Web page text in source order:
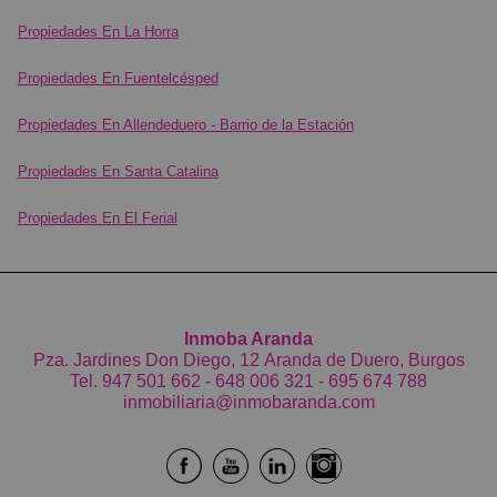
reuniones familiares y sociales, con todas las
época del año.
Acogedor porche de entrada.
Salón-comedor amplio y luminoso.
Propiedades En La Horra
Propiedades En Fuentelcésped
Propiedades En Allendeduero - Barrio de la Estación
Propiedades En Santa Catalina
Propiedades En El Ferial
Inmoba Aranda
Pza. Jardines Don Diego, 12 Aranda de Duero, Burgos
Tel. 947 501 662 - 648 006 321 - 695 674 788
inmobiliaria@inmobaranda.com